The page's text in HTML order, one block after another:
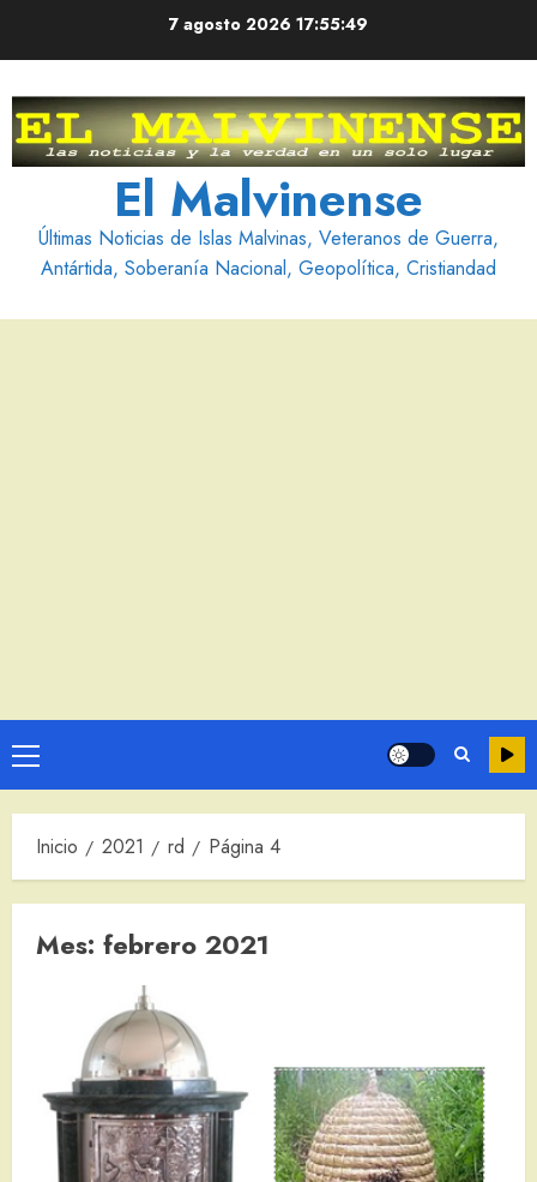
7 agosto 2026 17:55:50
El Malvinense
Últimas Noticias de Islas Malvinas, Veteranos de Guerra,
Antártida, Soberanía Nacional, Geopolítica, Cristiandad
Menú
principal
Inicio 2021 rd Página 4
Mes: febrero 2021